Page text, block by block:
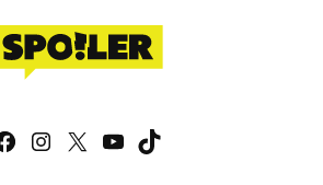
Facebook
Instagram
X YouTube